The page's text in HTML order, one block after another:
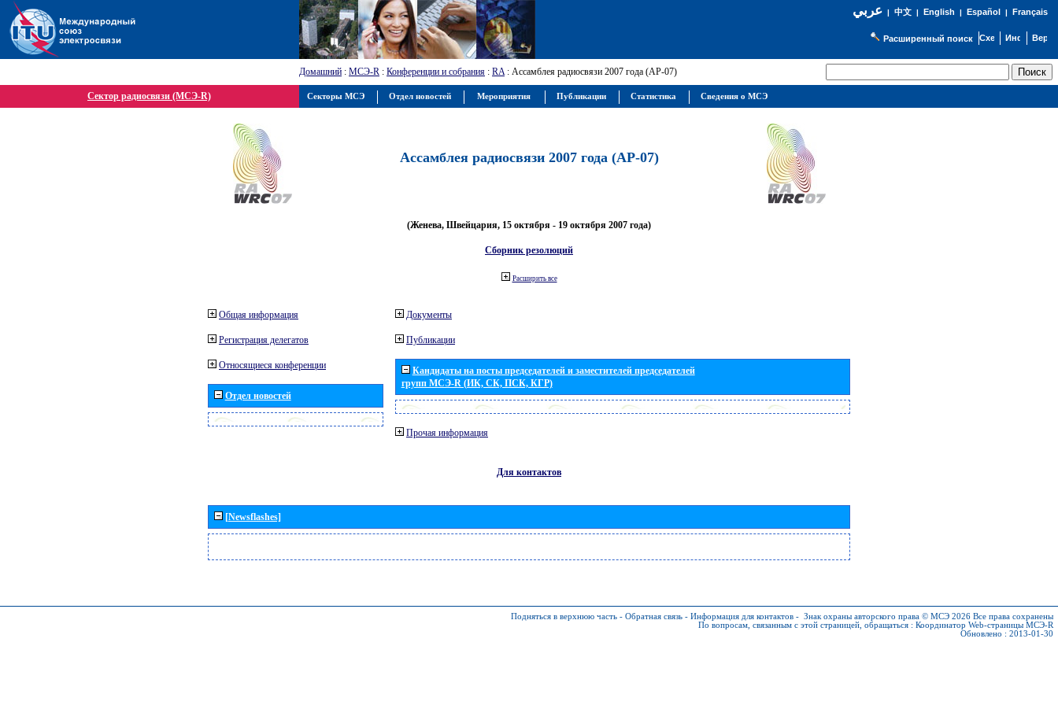
عربي| 中文| English | Español | Français
Расширенный поиск
Домашний : МСЭ-R : Конференции и собрания : RA: Ассамблея радиосвязи 2007 года (АР-07)
Сектор радиосвязи (МСЭ-R)
Ассамблея радиосвязи 2007 года (АР-07)
(Женева, Швейцария, 15 октября - 19 октября 2007 года)
Сборник резолюций
Расширить все
Общая информация
Регистрация делегатов
Относящиеся конференции
Отдел новостей
Документы
Публикации
Кандидаты на посты председателей и заместителей председателей
групп МСЭ-R (ИК, СК, ПСК, КГР)
Прочая информация
Для контактов
[Newsflashes]
Подняться в верхнюю часть - Обратная связь - Информация для контактов - Знак охраны авторского права © МСЭ 2026 Все права сохранены
По вопросам, связанным с этой страницей, обращаться : Координатор Web-страницы МСЭ-R
Обновлено : 2013-01-30
Секторы МСЭ Отдел новостей Мероприятия Публикации Статистика Сведения о МСЭ